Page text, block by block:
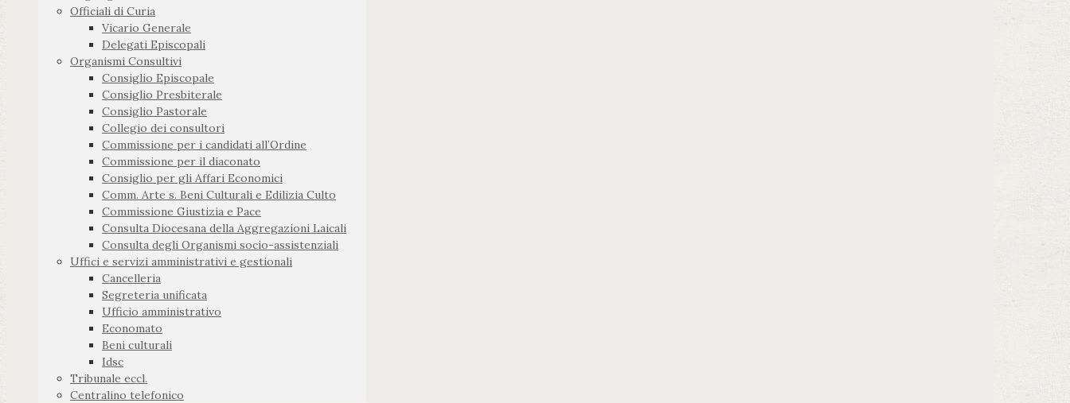
Officiali di Curia
Vicario Generale
Delegati Episcopali
Organismi Consultivi
Consiglio Episcopale
Consiglio Presbiterale
Consiglio Pastorale
Collegio dei consultori
Commissione per i candidati all’Ordine
Commissione per il diaconato
Consiglio per gli Affari Economici
Comm. Arte s. Beni Culturali e Edilizia Culto
Commissione Giustizia e Pace
Consulta Diocesana della Aggregazioni Laicali
Consulta degli Organismi socio-assistenziali
Uffici e servizi amministrativi e gestionali
Cancelleria
Segreteria unificata
Ufficio amministrativo
Economato
Beni culturali
Idsc
Tribunale eccl.
Centralino telefonico